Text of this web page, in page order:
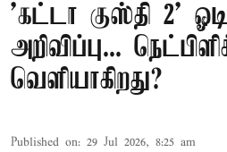
'கட்டா குஸ்தி 2'
அறிவிப்பு...
வெளியாகிறது?
Published on: 29 Jul 2026, 8:25 am